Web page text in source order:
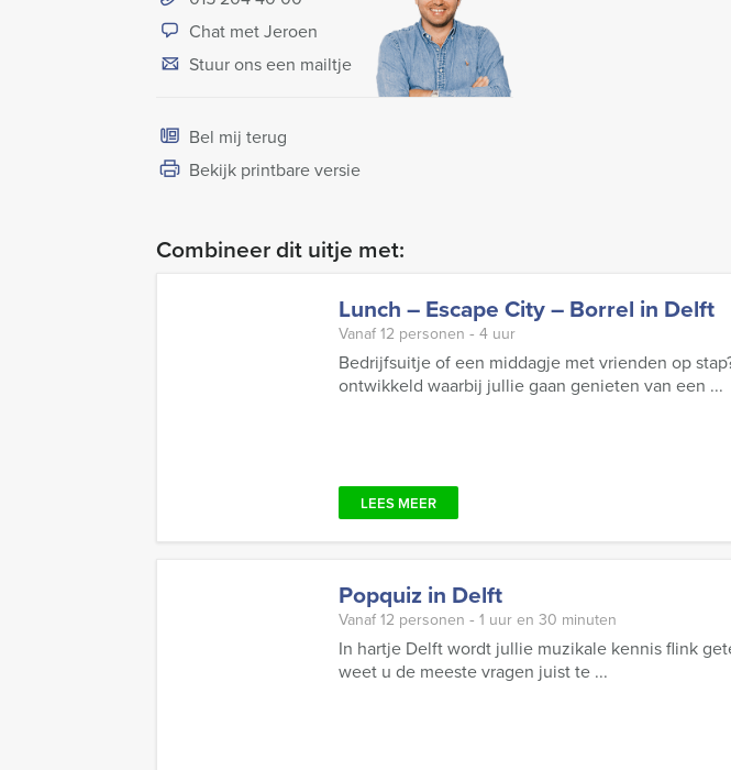
Chat met Jeroen
Stuur ons een mailtje
Bel mij terug
Bekijk printbare versie
Combineer dit uitje met:
Lunch – Escape City – Borrel in Delft
Vanaf 12 personen ‐ 4 uur
Bedrijfsuitje of een middagje met vrienden op
ontwikkeld waarbij jullie gaan genieten van een ...
LEES MEER
Popquiz in Delft
Vanaf 12 personen ‐ 1 uur en 30 minuten
In hartje Delft wordt jullie muzikale kennis flink
weet u de meeste vragen juist te ...